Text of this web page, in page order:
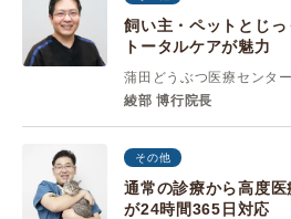
飼い主・ペットとじ
トータルケアが魅力
蒲田どうぶつ医療センター
綾部 博行院長
その他
通常の診療から高度
が24時間365日対応